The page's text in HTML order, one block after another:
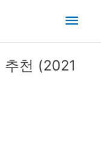
메
인
천 (2021